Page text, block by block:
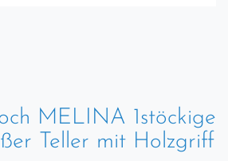
MELINA 1stöckige
Teller mit Holzgriff